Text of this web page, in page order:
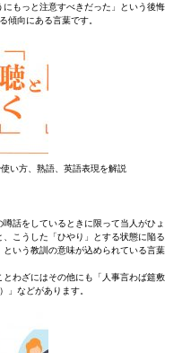
もっと注意すべきだった」という後悔
傾向にある言葉です。
い方、熟語、英語表現を解説
話をしているときに限って当人がひょ
こうした「ひやり」とする状態に陥る
いう教訓の意味が込められている言葉
とわざにはその他にも「人事言わば筵敷
」などがあります。